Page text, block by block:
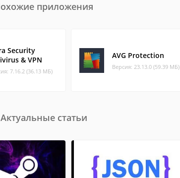
приложения
Security
& VPN
7.16.2 (36.13 МБ)
AVG Protection
Версия: 23.13.0 (59.39 МБ)
Актуальные статьи